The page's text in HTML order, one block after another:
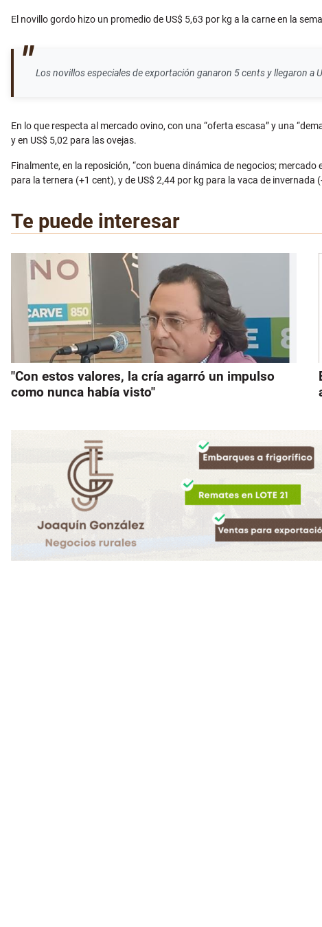
El novillo gordo hizo un promedio de US$ 5,63 por kg a la carne en la
Los novillos especiales de exportación ganaron 5 cents y llegaron a
En lo que respecta al mercado ovino, con una “oferta escasa” y una
y en US$ 5,02 para las ovejas.
Finalmente, en la reposición, “con buena dinámica de negocios;
para la ternera (+1 cent), y de US$ 2,44 por kg para la vaca de invernada
Te puede interesar
"Con estos valores, la cría agarró un impulso
como nunca había visto"